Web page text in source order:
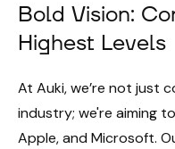
Bold Vision:
Highest Levels
At Auki, we’re not just
industry; we're aiming
Apple, and Microsoft.